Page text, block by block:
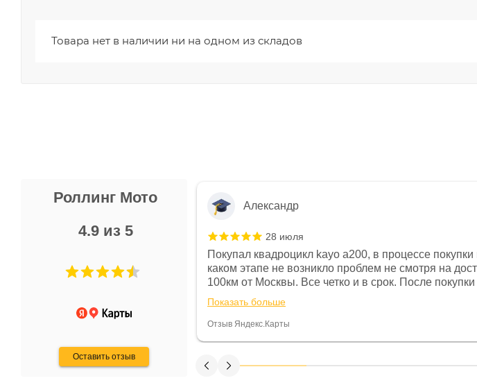
Товара нет в наличии ни на одном из складов
Роллинг Мото
4.9 из 5
Оставить отзыв
Не понравились условия
и дают только на год)
Александр
28 июля
Покупал квадроцикл kayo a200, в процессе покупки
каком этапе не возникло проблем не смотря на
100км от Москвы. Все четко и в срок. После покупки
спидометре всегда был 0, при этом представители
постоянно были на связи и в итоге проблема была
Считаю, что это говорит о небезразличии к клиенту
Показать больше
Отзыв Яндекс.Карты